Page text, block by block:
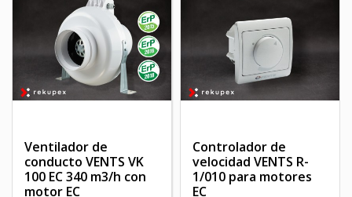
Ventilador de
conducto VENTS VK
100 EC 340 m3/h con
motor EC
Controlador de
velocidad VENTS R-
1/010 para motores
EC